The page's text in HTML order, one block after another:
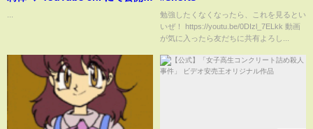
勉強したくなくなったら、これを見るとい
いぜ！ https://youtu.be/0DIzl_7ELkk 動画
が気に入ったら友だちに共有よろし...